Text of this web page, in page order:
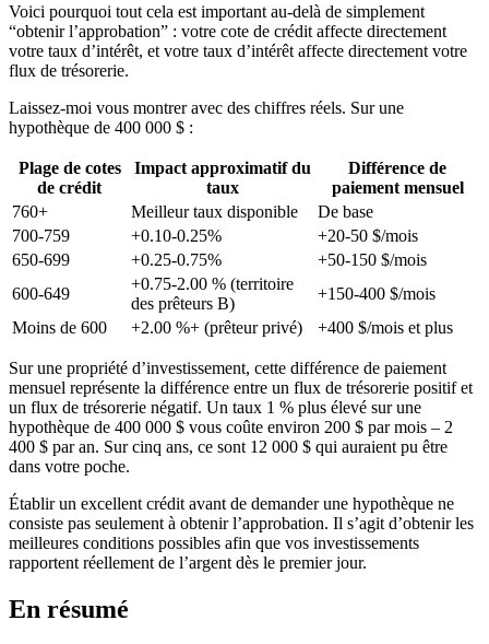
Voici pourquoi tout cela est important au-delà de simplement
“obtenir l’approbation” : votre cote de crédit affecte directement
votre taux d’intérêt, et votre taux d’intérêt affecte directement votre
flux de trésorerie.
Laissez-moi vous montrer avec des chiffres réels. Sur une
hypothèque de 400 000 $ :
Plage de cotes
de crédit
Impact approximatif du
taux
Différence de
paiement mensuel
760+
Meilleur taux disponible
De base
700-759
+0.10-0.25%
+20-50 $/mois
650-699
+0.25-0.75%
+50-150 $/mois
600-649
+0.75-2.00 % (territoire
des prêteurs B)
+150-400 $/mois
Moins de 600
+2.00 %+ (prêteur privé) +400 $/mois et plus
Sur une propriété d’investissement, cette différence de paiement
mensuel représente la différence entre un flux de trésorerie positif et
un flux de trésorerie négatif. Un taux 1 % plus élevé sur une
hypothèque de 400 000 $ vous coûte environ 200 $ par mois – 2
400 $ par an. Sur cinq ans, ce sont 12 000 $ qui auraient pu être
dans votre poche.
Établir un excellent crédit avant de demander une hypothèque ne
consiste pas seulement à obtenir l’approbation. Il s’agit d’obtenir les
meilleures conditions possibles afin que vos investissements
rapportent réellement de l’argent dès le premier jour.
En résumé